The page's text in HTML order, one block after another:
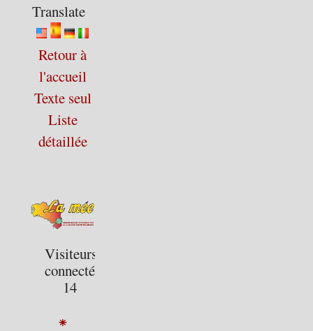
Translate
Retour à
l'accueil
Texte seul
Liste
détaillée
Visiteurs
connectés :
14
⁕